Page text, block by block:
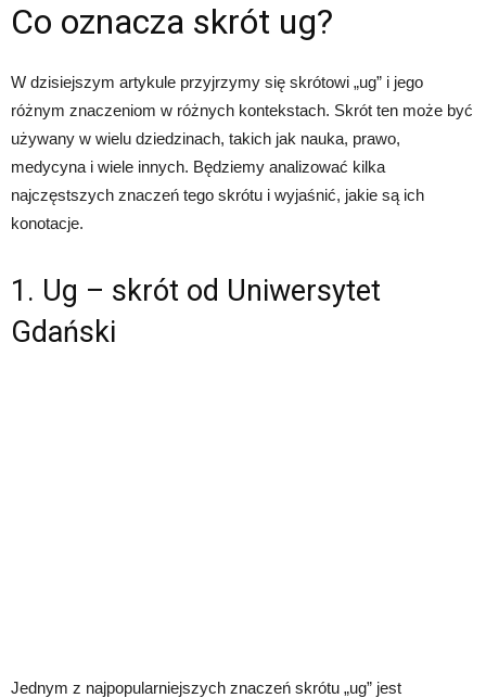
Co oznacza skrót ug?
W dzisiejszym artykule przyjrzymy się skrótowi „ug” i jego
różnym znaczeniom w różnych kontekstach. Skrót ten może być
używany w wielu dziedzinach, takich jak nauka, prawo,
medycyna i wiele innych. Będziemy analizować kilka
najczęstszych znaczeń tego skrótu i wyjaśnić, jakie są ich
konotacje.
1. Ug – skrót od Uniwersytet
Gdański
Jednym z najpopularniejszych znaczeń skrótu „ug” jest